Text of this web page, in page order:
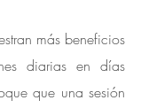
más beneficios
diarias en días
que una sesión